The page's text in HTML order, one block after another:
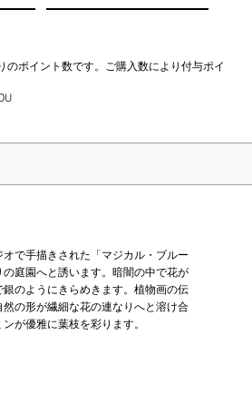
のポイント数です。ご購入数により付与ポイ
で手描きされた「マジカル・ブルー
庭園へと誘います。暗闇の中で花が
のようにきらめきます。植物画の伝
の形が繊細な花の連なりへと溶け合
が優雅に葉枝を彩ります。